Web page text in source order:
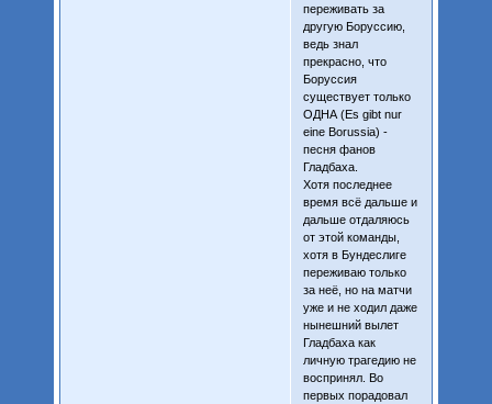
переживать за
другую Боруссию,
ведь знал
прекрасно, что
Боруссия
существует только
ОДНА (Es gibt nur
eine Borussia) -
песня фанов
Гладбаха.
Хотя последнее
время всё дальше и
дальше отдаляюсь
от этой команды,
хотя в Бундеслиге
переживаю только
за неё, но на матчи
уже и не ходил даже
нынешний вылет
Гладбаха как
личную трагедию не
воспринял. Во
первых порадовал